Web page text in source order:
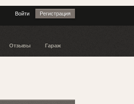
Войти Регистрация
Отзывы Гараж